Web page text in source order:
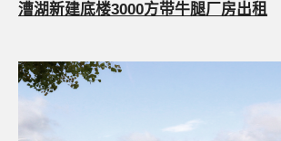
漕湖新建底楼3000方带牛腿厂房出租